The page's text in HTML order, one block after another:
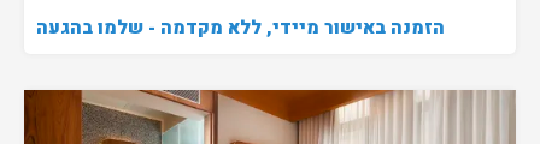
הזמנה באישור מיידי, ללא מקדמה - שלמו בהגעה